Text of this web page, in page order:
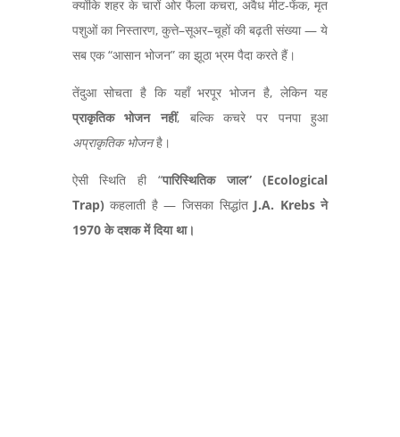
क्योंकि शहर के चारों ओर फैला कचरा,अवैध मीट-फेंक,मृत
पशुओं का निस्तारण, कुत्ते–सूअर–चूहों की बढ़ती संख्या—ये
सब एक“आसान भोजन” का झूठा भ्रम पैदा करते हैं।
तेंदुआ सोचता है कि यहाँ भरपूर भोजन है, लेकिन यह
प्राकृतिक भोजन नहीं, बल्कि कचरे पर पनपा हुआ
अप्राकृतिक भोजनहै।
ऐसी स्थिति ही “पारिस्थितिक जाल” (Ecological
Trap) कहलाती है—जिसका सिद्धांत J.A. Krebsने
1970 के दशक में दिया था।